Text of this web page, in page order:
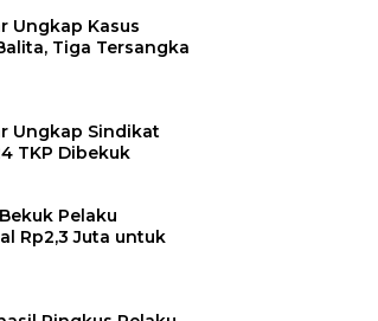
Ungkap Kasus
Tiga Tersangka
Ungkap Sindikat
TKP Dibekuk
Pelaku
Rp2,3 Juta untuk